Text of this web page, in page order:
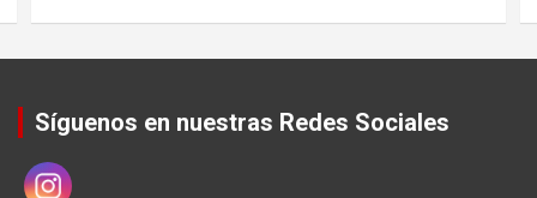
Síguenos en nuestras Redes Sociales